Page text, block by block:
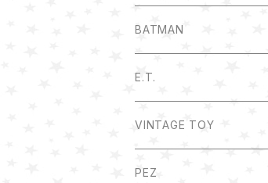
BATMAN
E.T.
VINTAGE TOY
ボトルキャップ
PEZ